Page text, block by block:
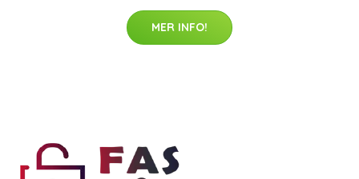
MER INFO!